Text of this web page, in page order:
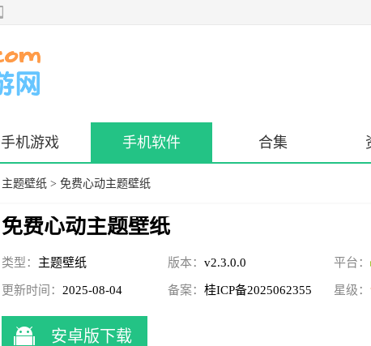
手机游戏 手机软件 合集
主题壁纸 > 免费心动主题壁纸
免费心动主题壁纸
类型： 主题壁纸 版本： v2.3.0.0 平台：
更新时间： 2025-08-04
11:48:52
备案： 桂ICP备2025062355 星级：
安卓版下载